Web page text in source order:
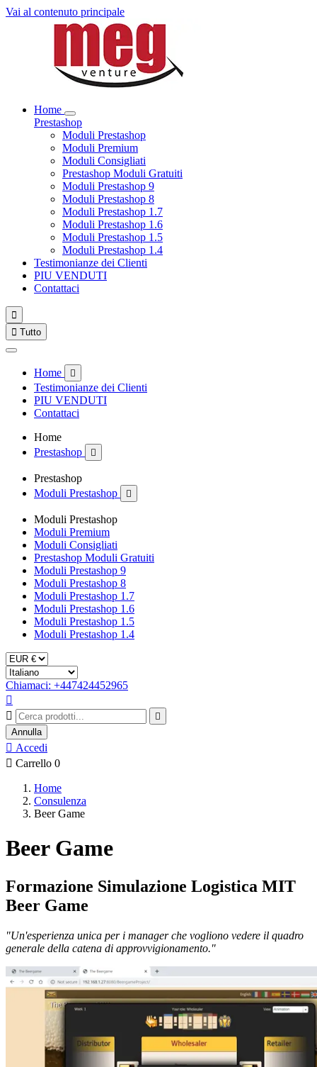
Vai al contenuto principale
Home
Prestashop
Moduli Prestashop
Moduli Premium
Moduli Consigliati
Prestashop Moduli Gratuiti
Moduli Prestashop 9
Moduli Prestashop 8
Moduli Prestashop 1.7
Moduli Prestashop 1.6
Moduli Prestashop 1.5
Moduli Prestashop 1.4
Testimonianze dei Clienti
PIU VENDUTI
Contattaci

 Tutto
Home 
Testimonianze dei Clienti
PIU VENDUTI
Contattaci
Home
Prestashop

Prestashop
Moduli Prestashop

Moduli Prestashop
Moduli Premium
Moduli Consigliati
Prestashop Moduli Gratuiti
Moduli Prestashop 9
Moduli Prestashop 8
Moduli Prestashop 1.7
Moduli Prestashop 1.6
Moduli Prestashop 1.5
Moduli Prestashop 1.4
Chiamaci: +447424452965



Annulla
 Accedi
 Carrello 0
Home
Consulenza
Beer Game
Beer Game
Formazione Simulazione Logistica MIT
Beer Game
"Un'esperienza unica per i manager che vogliono vedere il quadro
generale della catena di approvvigionamento."